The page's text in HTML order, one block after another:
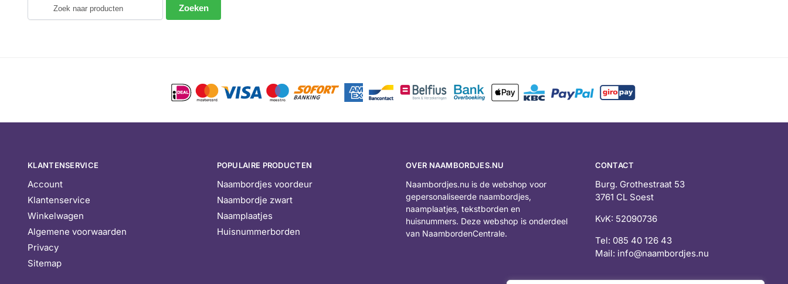
KLANTENSERVICE
Account
Klantenservice
Winkelwagen
Algemene voorwaarden
Privacy
Sitemap
POPULAIRE PRODUCTEN
Naambordjes voordeur
Naambordje zwart
Naamplaatjes
Huisnummerborden
OVER NAAMBORDJES.NU
Naambordjes.nu is de webshop voor
gepersonaliseerde naambordjes,
naamplaatjes, tekstborden en
huisnummers. Deze webshop is onderdeel
van NaambordenCentrale.
CONTACT
Burg. Grothestraat 53
3761 CL Soest
KvK: 52090736
Tel: 085 40 126 43
Mail: info@naambordjes.nu